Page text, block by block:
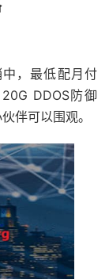
，最低配月付
DDOS防御
伴可以围观。